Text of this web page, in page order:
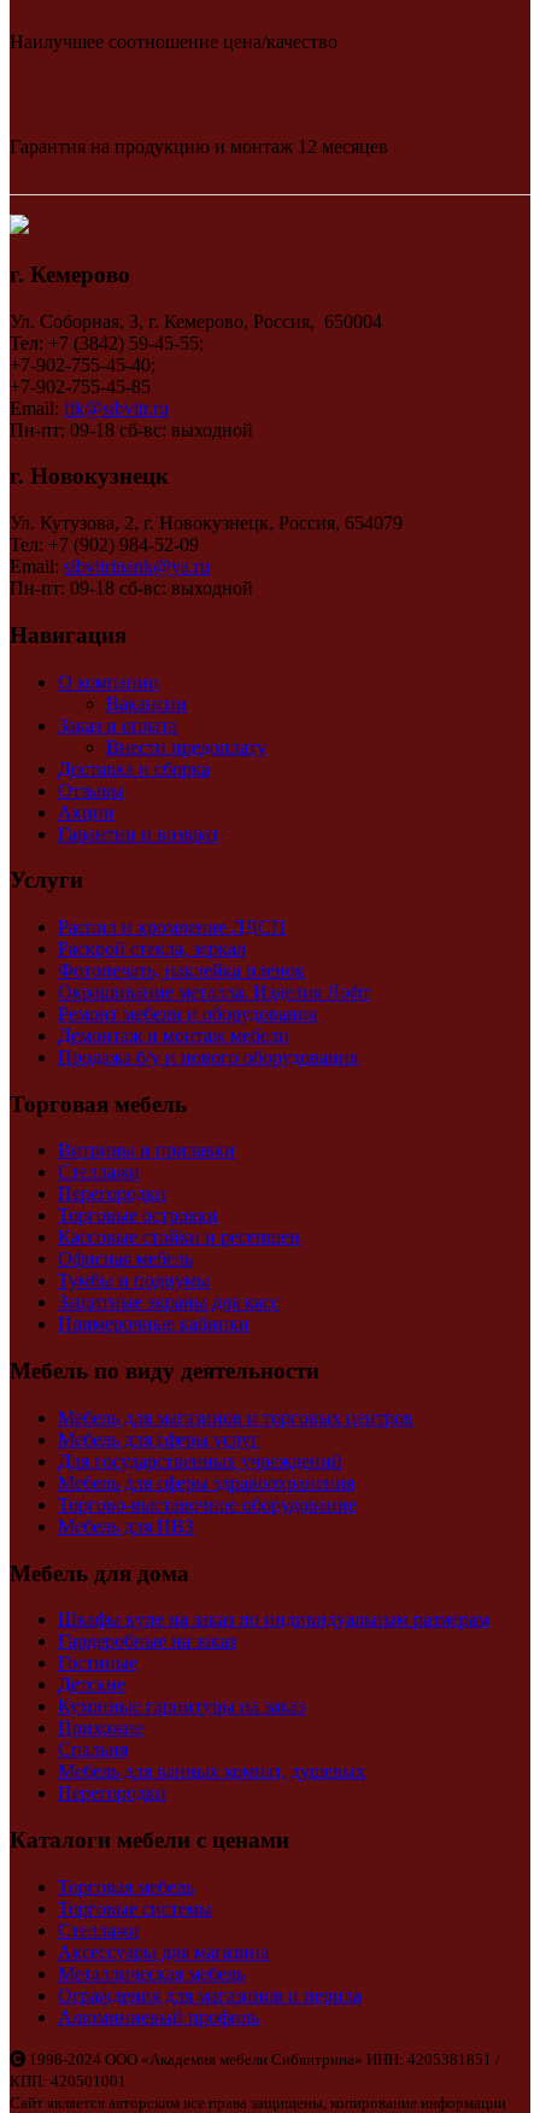
Наилучшее соотношение цена/качество
Гарантия на продукцию и монтаж 12 месяцев
г. Кемерово
Ул. Соборная, 3, г. Кемерово, Россия, 650004
Тел: +7 (3842) 59-45-55;
+7-902-755-45-40;
+7-902-755-45-85
Email: ftk@sibvitr.ru
Пн-пт: 09-18 сб-вс: выходной
г. Новокузнецк
Ул. Кутузова, 2, г. Новокузнецк, Россия, 654079
Тел: +7 (902) 984-52-09
Email: sibvitrinank@ya.ru
Пн-пт: 09-18 сб-вс: выходной
Навигация
О компании
Вакансии
Заказ и оплата
Внести предоплату
Доставка и сборка
Отзывы
Акции
Гарантии и возврат
Услуги
Распил и кромление ЛДСП
Раскрой стекла, зеркал
Фотопечать, наклейка пленок
Окрашивание металла. Изделия Лофт
Ремонт мебели и оборудования
Демонтаж и монтаж мебели
Продажа б/у и нового оборудования
Торговая мебель
Витрины и прилавки
Стеллажи
Перегородки
Торговые островки
Кассовые стойки и ресепшен
Офисная мебель
Тумбы и подиумы
Защитные экраны для касс
Примерочные кабинки
Мебель по виду деятельности
Мебель для магазинов и торговых центров
Мебель для сферы услуг
Для государственных учреждений
Мебель для сферы здравоохранения
Торгово-выставочное оборудование
Мебель для ПВЗ
Мебель для дома
Шкафы купе на заказ по индивидуальным размерам
Гардеробные на заказ
Гостиные
Детские
Кухонные гарнитуры на заказ
Прихожие
Спальня
Мебель для ванных комнат, душевых
Перегородки
Каталоги мебели с ценами
Торговая мебель
Торговые системы
Стеллажи
Аксессуары для магазина
Металлическая мебель
Ограждения для магазинов и перила
Алюминиевый профиль
1998-2024 ООО «Академия мебели Сибвитрина» ИНН: 4205381851 /
КПП: 420501001
Сайт является авторским все права защищены, копирование информации